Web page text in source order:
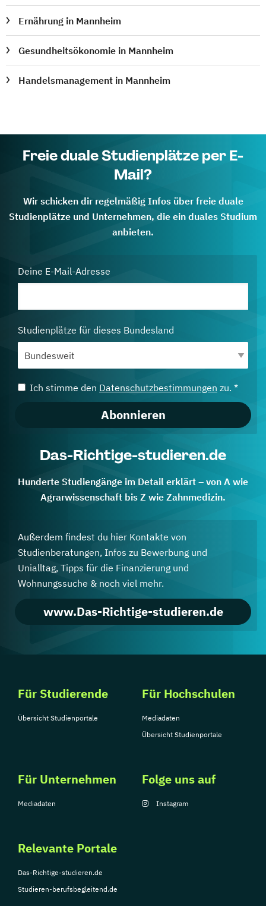
Ernährung in Mannheim
Gesundheitsökonomie in Mannheim
Handelsmanagement in Mannheim
Freie duale Studienplätze per E-
Mail?
Wir schicken dir regelmäßig Infos über freie duale
Studienplätze und Unternehmen, die ein duales Studium
anbieten.
Deine E-Mail-Adresse
Studienplätze für dieses Bundesland
Ich stimme den Datenschutzbestimmungen zu. *
Abonnieren
Das-Richtige-studieren.de
Hunderte Studiengänge im Detail erklärt – von A wie
Agrarwissenschaft bis Z wie Zahnmedizin.
Außerdem findest du hier Kontakte von
Studienberatungen, Infos zu Bewerbung und
Unialltag, Tipps für die Finanzierung und
Wohnungssuche & noch viel mehr.
www.Das-Richtige-studieren.de
Für Studierende
Übersicht Studienportale
Für Hochschulen
Mediadaten
Übersicht Studienportale
Für Unternehmen
Mediadaten
Relevante Portale
Das-Richtige-studieren.de
Studieren-berufsbegleitend.de
Folge uns auf
Instagram